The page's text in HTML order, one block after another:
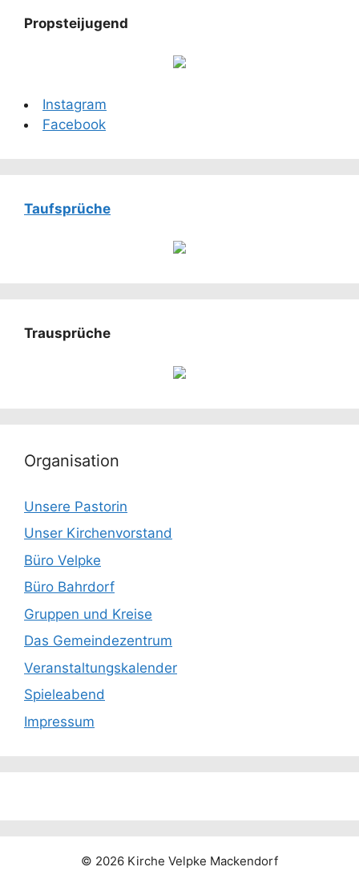
Propsteijugend
Instagram
Facebook
Taufsprüche
Trausprüche
Organisation
Unsere Pastorin
Unser Kirchenvorstand
Büro Velpke
Büro Bahrdorf
Gruppen und Kreise
Das Gemeindezentrum
Veranstaltungskalender
Spieleabend
Impressum
© 2026 Kirche Velpke Mackendorf